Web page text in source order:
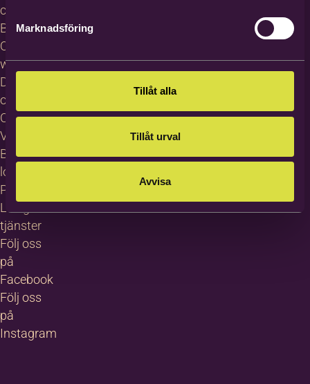
Marknadsföring
Tillåt alla
Tillåt urval
Avvisa
cirkelledare
Blanketter
Om
webbplatsen
Dataskydd
och GDPR
Cookies
Visselblåsning
Bildas
logotyp
Pressrum
Lediga
tjänster
Följ oss
på
Facebook
Följ oss
på
Instagram